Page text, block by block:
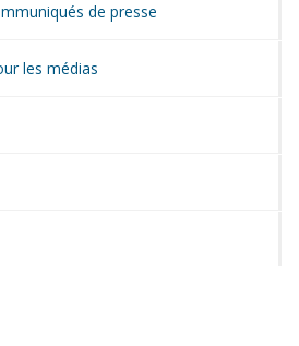
de presse
les médias